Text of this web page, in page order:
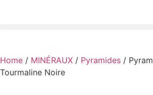
Home / MINÉRAUX / Pyramides /
Tourmaline Noire